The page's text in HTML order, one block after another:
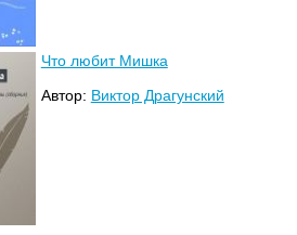
Что любит Мишка
Автор: Виктор Драгунский